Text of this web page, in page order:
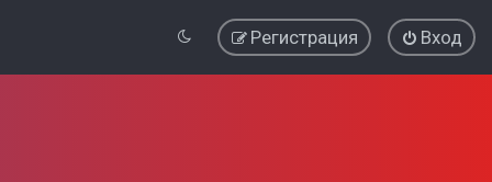
Вход
Регистрация